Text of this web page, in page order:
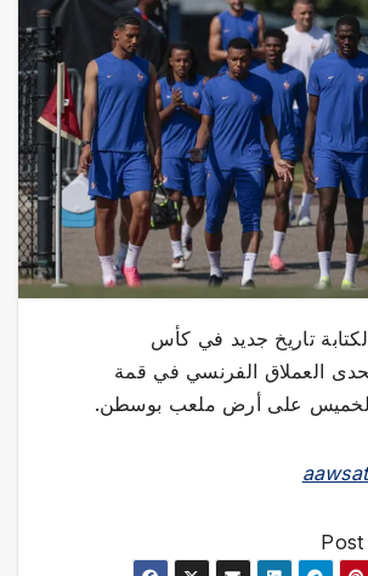
تاريخ جديد في كأس
العملاق الفرنسي في قمة
على أرض ملعب بوسطن.
Post